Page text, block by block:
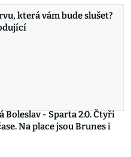
která vám bude slušet?
Boleslav - Sparta 2:0. Čtyři
Na place jsou Brunes i